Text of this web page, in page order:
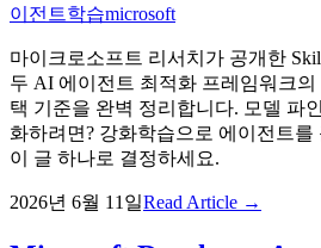
이전트학습microsoft
마이크로소프트 리서치가 공개한
두 AI 에이전트 최적화 프레임워크의
택 기준을 완벽 정리합니다. 모델 파
화하려면? 강화학습으로 에이전트
이 글 하나로 결정하세요.
2026년 6월 11일Read Article →